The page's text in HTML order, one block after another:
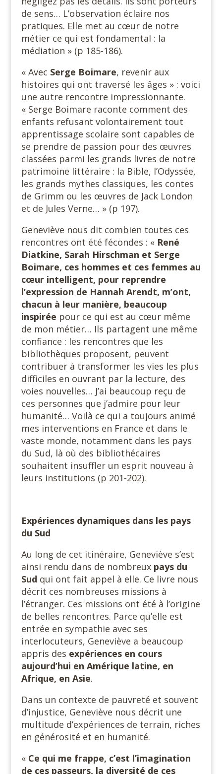
de sens… L’observation éclaire nos
pratiques. Elle met au cœur de notre
métier ce qui est fondamental : la
médiation » (p 185-186).
« Avec Serge Boimare, revenir aux
histoires qui ont traversé les âges » : voici
une autre rencontre impressionnante.
« Serge Boimare raconte comment des
enfants refusant volontairement tout
apprentissage scolaire sont capables de
se prendre de passion pour des œuvres
classées parmi les grands livres de notre
patrimoine littéraire : la Bible, l’Odyssée,
les grands mythes classiques, les contes
de Grimm ou les œuvres de Jack London
et de Jules Verne… » (p 197).
Geneviève nous dit combien toutes ces
rencontres ont été fécondes : « René
Diatkine, Sarah Hirschman et Serge
Boimare, ces hommes et ces femmes au
cœur intelligent, pour reprendre
l’expression de Hannah Arendt, m’ont,
chacun à leur manière, beaucoup
inspirée pour ce qui est au cœur même
de mon métier… Ils partagent une même
confiance : les rencontres que les
bibliothèques proposent, peuvent
contribuer à transformer les vies les plus
difficiles en ouvrant par la lecture, des
voies nouvelles… J’ai beaucoup reçu de
ces personnes que j’admire pour leur
humanité… Voilà ce qui a toujours animé
mes interventions en France et dans le
vaste monde, notamment dans les pays
du Sud, là où des bibliothécaires
souhaitent insuffler un esprit nouveau à
leurs institutions (p 201-202).
Expériences dynamiques dans les pays
du Sud
Au long de cet itinéraire, Geneviève s’est
ainsi rendu dans de nombreux pays du
Sud qui ont fait appel à elle. Ce livre nous
décrit ces nombreuses missions à
l’étranger. Ces missions ont été à l’origine
de belles rencontres. Parce qu’elle est
entrée en sympathie avec ses
interlocuteurs, Geneviève a beaucoup
appris des expériences en cours
aujourd’hui en Amérique latine, en
Afrique, en Asie.
Dans un contexte de pauvreté et souvent
d’injustice, Geneviève nous décrit une
multitude d’expériences de terrain, riches
en générosité et en humanité.
« Ce qui me frappe, c’est l’imagination
de ces passeurs, la diversité de ces